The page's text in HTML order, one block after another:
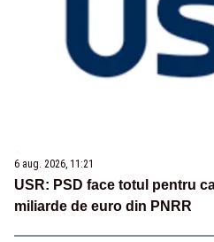
6 aug. 2026, 11:21
USR: PSD face totul pentru
miliarde de euro din PNRR